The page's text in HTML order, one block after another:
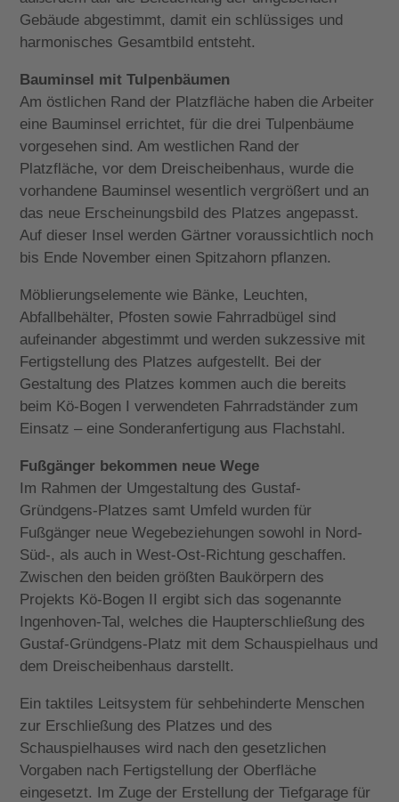
Gebäude abgestimmt, damit ein schlüssiges und
harmonisches Gesamtbild entsteht.
Bauminsel mit Tulpenbäumen
Am östlichen Rand der Platzfläche haben die Arbeiter
eine Bauminsel errichtet, für die drei Tulpenbäume
vorgesehen sind. Am westlichen Rand der
Platzfläche, vor dem Dreischeibenhaus, wurde die
vorhandene Bauminsel wesentlich vergrößert und an
das neue Erscheinungsbild des Platzes angepasst.
Auf dieser Insel werden Gärtner voraussichtlich noch
bis Ende November einen Spitzahorn pflanzen.
Möblierungselemente wie Bänke, Leuchten,
Abfallbehälter, Pfosten sowie Fahrradbügel sind
aufeinander abgestimmt und werden sukzessive mit
Fertigstellung des Platzes aufgestellt. Bei der
Gestaltung des Platzes kommen auch die bereits
beim Kö-Bogen I verwendeten Fahrradständer zum
Einsatz – eine Sonderanfertigung aus Flachstahl.
Fußgänger bekommen neue Wege
Im Rahmen der Umgestaltung des Gustaf-
Gründgens-Platzes samt Umfeld wurden für
Fußgänger neue Wegebeziehungen sowohl in Nord-
Süd-, als auch in West-Ost-Richtung geschaffen.
Zwischen den beiden größten Baukörpern des
Projekts Kö-Bogen II ergibt sich das sogenannte
Ingenhoven-Tal, welches die Haupterschließung des
Gustaf-Gründgens-Platz mit dem Schauspielhaus und
dem Dreischeibenhaus darstellt.
Ein taktiles Leitsystem für sehbehinderte Menschen
zur Erschließung des Platzes und des
Schauspielhauses wird nach den gesetzlichen
Vorgaben nach Fertigstellung der Oberfläche
eingesetzt. Im Zuge der Erstellung der Tiefgarage für